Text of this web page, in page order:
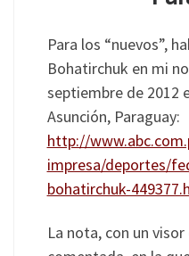
Para los “nuevos”,
Bohatirchuk en mi
septiembre de 2012
Asunción, Paraguay:
http://
impresa/deportes/
bohatirchuk-
La nota, con un